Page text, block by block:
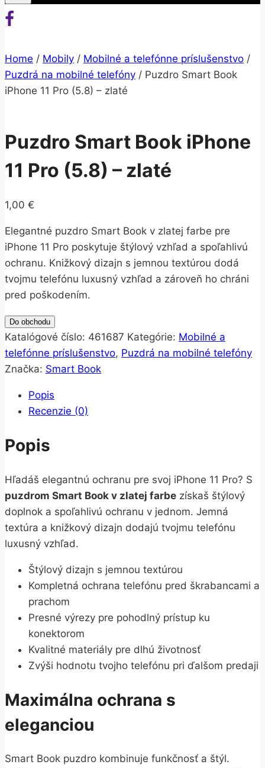
Home / Mobily / Mobilné a telefónne príslušenstvo /
Puzdrá na mobilné telefóny / Puzdro Smart Book
iPhone 11 Pro (5.8) – zlaté
Puzdro Smart Book iPhone
11 Pro (5.8) – zlaté
1,00 €
Elegantné puzdro Smart Book v zlatej farbe pre
iPhone 11 Pro poskytuje štýlový vzhľad a spoľahlivú
ochranu. Knižkový dizajn s jemnou textúrou dodá
tvojmu telefónu luxusný vzhľad a zároveň ho chráni
pred poškodením.
Do obchodu
Katalógové číslo: 461687 Kategórie: Mobilné a
telefónne príslušenstvo, Puzdrá na mobilné telefóny
Značka: Smart Book
Popis
Recenzie (0)
Popis
Hľadáš elegantnú ochranu pre svoj iPhone 11 Pro? S
puzdrom Smart Book v zlatej farbe získaš štýlový
doplnok a spoľahlivú ochranu v jednom. Jemná
textúra a knižkový dizajn dodajú tvojmu telefónu
luxusný vzhľad.
Štýlový dizajn s jemnou textúrou
Kompletná ochrana telefónu pred škrabancami a
prachom
Presné výrezy pre pohodlný prístup ku
konektorom
Kvalitné materiály pre dlhú životnosť
Zvýši hodnotu tvojho telefónu pri ďalšom predaji
Maximálna ochrana s
eleganciou
Smart Book puzdro kombinuje funkčnosť a štýl.